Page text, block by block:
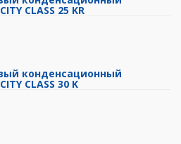
CLASS 25 KR
конденсационный
CLASS 30 K